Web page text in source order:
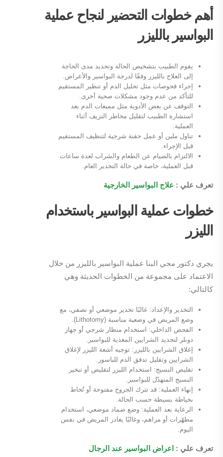
أهم خطوات التحضير لنجاح عملية
البواسير بالليزر
يقوم الطبيب بتشخيص الحالة وتحديد مدى الحاجة
إلى العلاج بالليزر وفقًا لدرجة البواسير والأعراض.
إجراء فحوصات مثل تحليل الدم أو تنظير المستقيم
للتأكد من عدم وجود مشكلات صحية أخرى.
التوقف عن بعض الأدوية مثل مميعات الدم بعد
استشارة الطبيب لتقليل مخاطر النزيف أثناء
العملية.
تناول ملين أو عمل حقنة شرجية لتنظيف المستقيم
قبل الإجراء.
الالتزام بالصيام عن الطعام والشراب لعدة ساعات
قبل العملية، خاصة في حالة التخدير العام.
تعرف علي : علاج البواسير الخارجية
خطوات عملية البواسير باستخدام
الليزر
يجري دكتور محي البنا عملية البواسير بالليزر من خلال
الاعتماد على مجموعة من الخطوات الحديثة وهي
كالتالي:
التخدير والإعداد: غالبًا تخدير موضعي أو نصفي، مع
وضع المريض في وضعية مناسبة (Lithotomy).
الفحص الداخلي: استخدام منظار شرجي أو جهاز
دوبلر لتحديد الشرايين المغذية للبواسير.
إغلاق الشرايين بالليزر: توجيه أشعة الليزر لإغلاق
الشرايين وتقليل تدفق الدم للباسور.
تقليص النسيج: استخدام الليزر لتقليص أو تبخير
النسيج المتهدّل للبواسير.
إنهاء العملية: قد تترك الجروح مفتوحة أو تُخاط
بخياطة بسيطة حسب الحالة.
الرعاية بعد العملية: وضع ضماد موضعي، استخدام
مطهّرات أو مراهم، وغالبًا يغادر المريض في نفس
اليوم.
تعرف علي : اعراض البواسير عند الرجال